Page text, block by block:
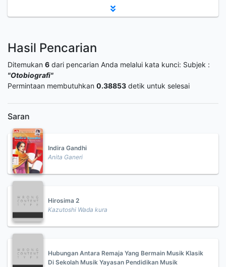
Hasil Pencarian
Ditemukan 6 dari pencarian Anda melalui kata kunci: Subjek :
"Otobiografi"
Permintaan membutuhkan 0.38853 detik untuk selesai
Saran
Indira Gandhi
Anita Ganeri
Hirosima 2
Kazutoshi Wada kura
Hubungan Antara Remaja Yang Bermain Musik Klasik
Di Sekolah Musik Yayasan Pendidikan Musik